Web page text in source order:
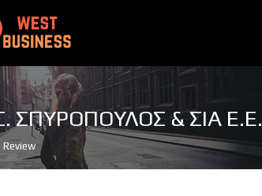
γραμμή εργαλείων
ΣΠΥΡΟΠΟΥΛΟΣ & ΣΙΑ Ε.Ε.
Review